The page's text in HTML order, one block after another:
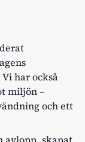
har också
miljön –
och ett
avlopp, skapat